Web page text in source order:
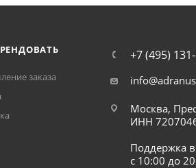
заказа
+7 (495)
Москва,
ИНН
Поддержка в
с 10:00 до